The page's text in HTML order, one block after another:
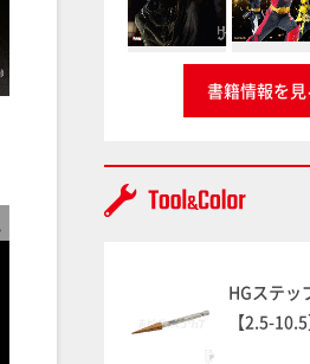
書籍情報を見
HGステッ
【2.5-10.5